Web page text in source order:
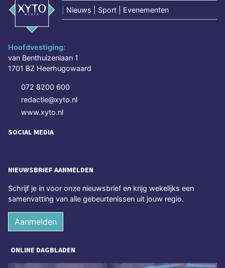
Nieuws | Sport | Evenementen
Hoofdvestiging:
van Benthuizenlaan 1
1701 BZ Heerhugowaard
072 8200 600
redactie@xyto.nl
www.xyto.nl
SOCIAL MEDIA
NIEUWSBRIEF AANMELDEN
Schrijf je in voor onze nieuwsbrief en krijg wekelijks een
samenvatting van alle gebeurtenissen uit jouw regio.
Aanmelden
ONLINE DAGBLADEN